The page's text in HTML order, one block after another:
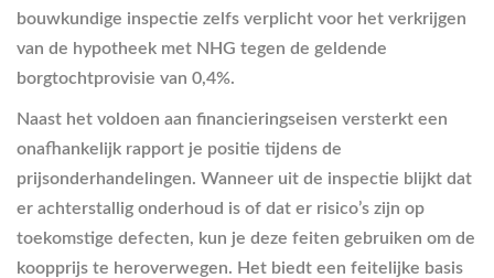
bouwkundige inspectie zelfs verplicht voor het verkrijgen
van de hypotheek met NHG tegen de geldende
borgtochtprovisie van 0,4%.
Naast het voldoen aan financieringseisen versterkt een
onafhankelijk rapport je positie tijdens de
prijsonderhandelingen. Wanneer uit de inspectie blijkt dat
er achterstallig onderhoud is of dat er risico’s zijn op
toekomstige defecten, kun je deze feiten gebruiken om de
koopprijs te heroverwegen. Het biedt een feitelijke basis